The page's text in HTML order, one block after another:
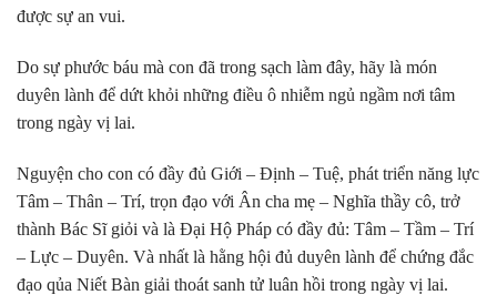
được sự an vui.
Do sự phước báu mà con đã trong sạch làm đây, hãy là món
duyên lành để dứt khỏi những điều ô nhiễm ngủ ngầm nơi tâm
trong ngày vị lai.
Nguyện cho con có đầy đủ Giới – Định – Tuệ, phát triển năng lực
Tâm – Thân – Trí, trọn đạo với Ân cha mẹ – Nghĩa thầy cô, trở
thành Bác Sĩ giỏi và là Đại Hộ Pháp có đầy đủ: Tâm – Tầm – Trí
– Lực – Duyên. Và nhất là hằng hội đủ duyên lành để chứng đắc
đạo qủa Niết Bàn giải thoát sanh tử luân hồi trong ngày vị lai.